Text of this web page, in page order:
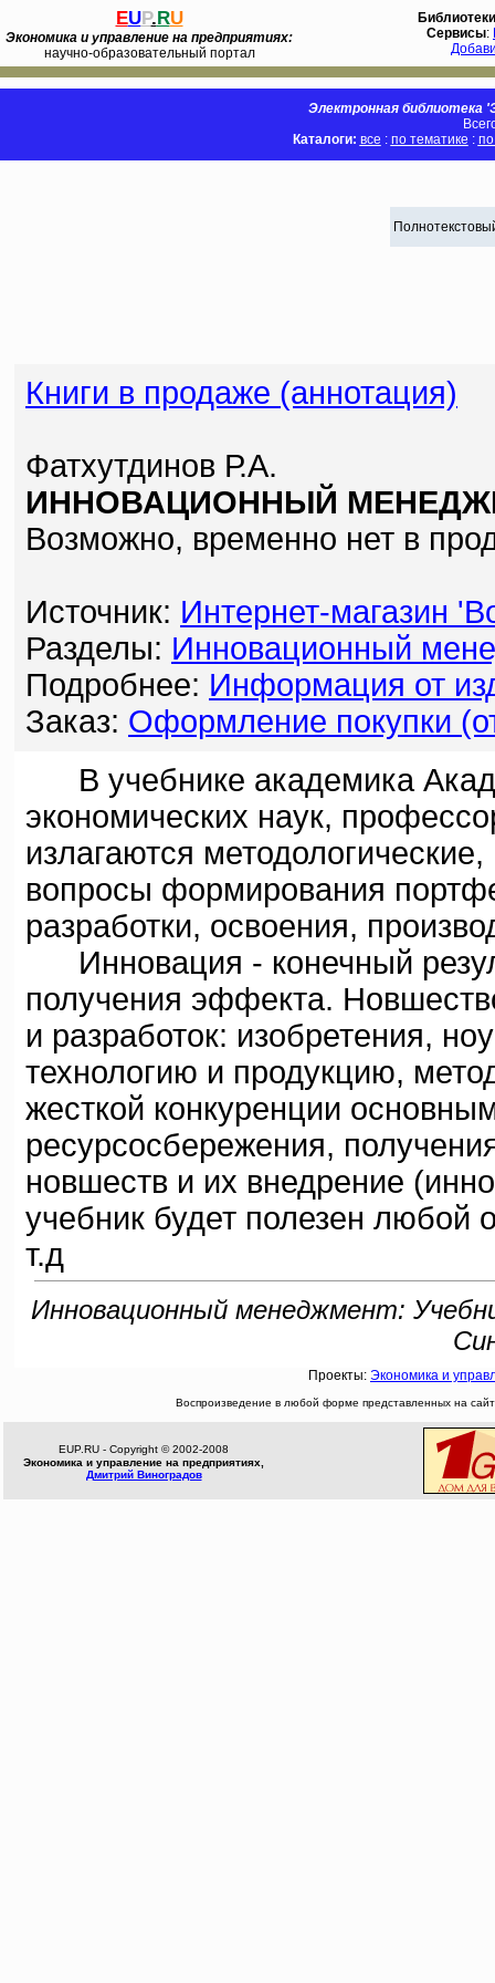
EUP.RU
Экономика и управление на предприятиях:
научно-образовательный портал
Библиотеки
Сервисы:
Электронная библиотека
Каталоги: все : по тематике :
Книги в продаже (аннотация)
Фатхутдинов Р.А.
ИННОВАЦИОННЫЙ
Возможно, временно нет в
Источник: Интернет-магазин
Разделы: Инновационный
Подробнее: Информация от
Заказ: Оформление покупки
В учебнике академика
экономических наук,
излагаются
вопросы формирования
разработки, освоения,
Инновация - конечный
получения эффекта.
и разработок: изобретения,
технологию и продукцию,
жесткой конкуренции
ресурсосбережения,
новшеств и их внедрение
учебник будет полезен любой
т.д
Инновационный менеджмент:
Проекты: Экономика и
Воспроизведение в любой форме представленных на
EUP.RU - Copyright © 2002-2008
Экономика и управление на предприятиях,
Дмитрий Виноградов